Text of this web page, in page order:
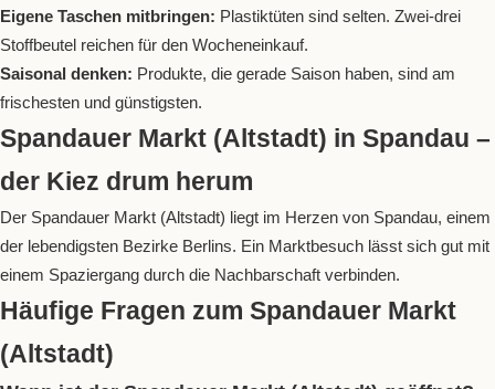
Eigene Taschen mitbringen: Plastiktüten sind selten. Zwei-drei
Stoffbeutel reichen für den Wocheneinkauf.
Saisonal denken: Produkte, die gerade Saison haben, sind am
frischesten und günstigsten.
Spandauer Markt (Altstadt) in Spandau –
der Kiez drum herum
Der Spandauer Markt (Altstadt) liegt im Herzen von Spandau, einem
der lebendigsten Bezirke Berlins. Ein Marktbesuch lässt sich gut mit
einem Spaziergang durch die Nachbarschaft verbinden.
Häufige Fragen zum Spandauer Markt
(Altstadt)